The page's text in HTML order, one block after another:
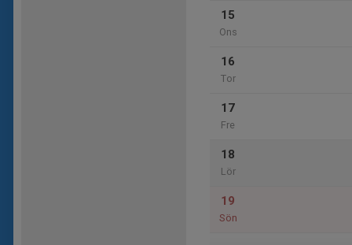
15
Ons
16
Tor
17
Fre
18
Lör
19
Sön